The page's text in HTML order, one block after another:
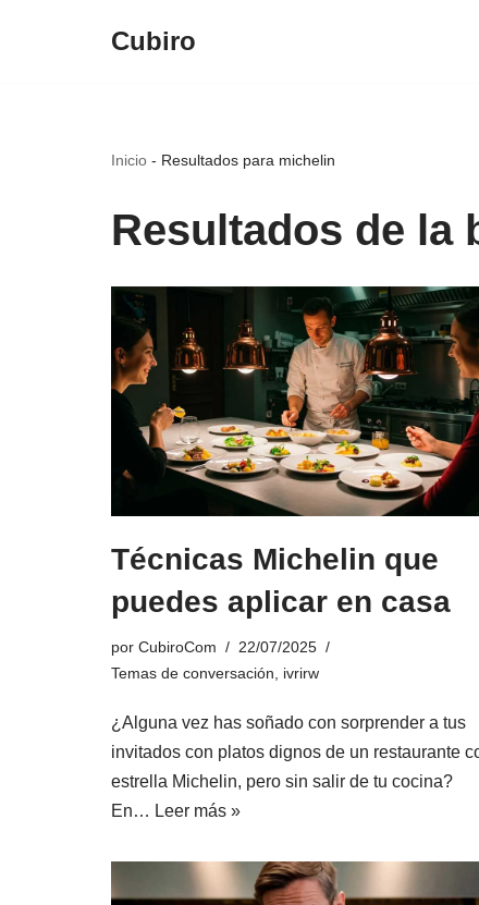
Cubiro
Inicio - Resultados para michelin
Resultados de la
Técnicas Michelin que
puedes aplicar en casa
por CubiroCom
22/07/2025
Temas de conversación
ivrirw
¿Alguna vez has soñado con sorprender a tus
invitados con platos dignos de un restaurante
estrella Michelin, pero sin salir de tu cocina?
En… Leer más »